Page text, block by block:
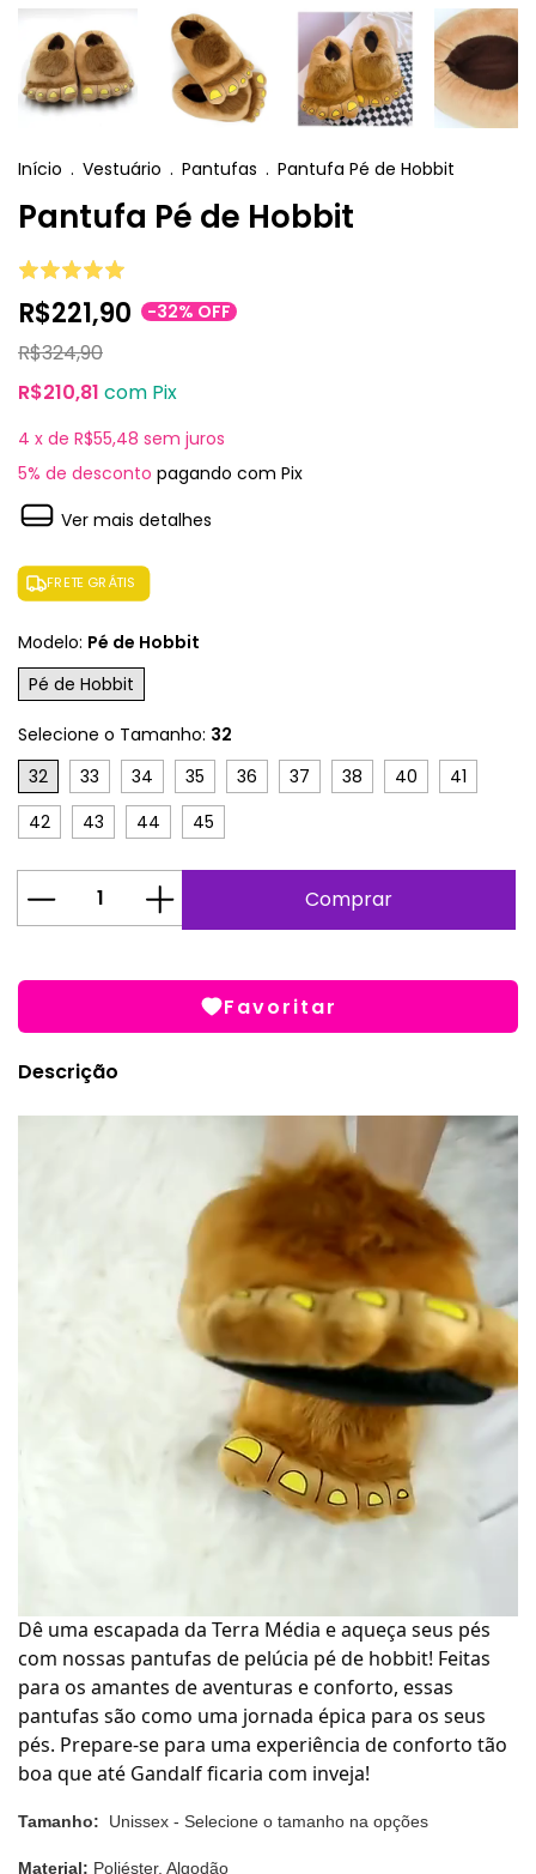
Início . Vestuário . Pantufas . Pantufa Pé de Hobbit
Pantufa Pé de Hobbit
R$221,90 -32% OFF
R$324,90
R$210,81 com Pix
4 x de R$55,48 sem juros
5% de desconto pagando com Pix
Ver mais detalhes
FRETE GRÁTIS
Modelo: Pé de Hobbit
Pé de Hobbit
Selecione o Tamanho: 32
32
33 34 35 36 37 38 40
41
42
43 44 45
Favoritar
Descrição
Dê uma escapada da Terra Média e aqueça seus pés
com nossas pantufas de pelúcia pé de hobbit! Feitas
para os amantes de aventuras e conforto, essas
pantufas são como uma jornada épica para os seus
pés. Prepare-se para uma experiência de conforto tão
boa que até Gandalf ficaria com inveja!
Tamanho: Unissex - Selecione o tamanho na opções
Material: Poliéster, Algodão